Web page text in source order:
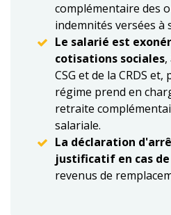
complémentaire des
indemnités versées à
Le salarié est
cotisations sociales,
CSG et de la CRDS
régime prend en
retraite
salariale.
La déclaration
justificatif en cas
revenus de